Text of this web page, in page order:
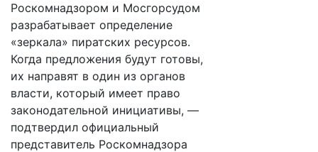
Роскомнадзором и Мосгорсудом
разрабатывает определение
«зеркала» пиратских ресурсов.
Когда предложения будут готовы,
их направят в один из органов
власти, который имеет право
законодательной инициативы, —
подтвердил официальный
представитель Роскомнадзора